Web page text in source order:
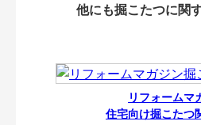
他にも掘こたつに関
リフォームマ
住宅向け掘こたつ